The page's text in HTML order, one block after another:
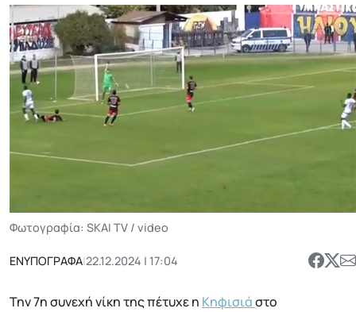
Φωτογραφία: SKAI TV / video
ΕΝΥΠΟΓΡΑΦΑ|22.12.2024 | 17:04
Την 7η συνεχή νίκη της πέτυχε η Κηφισιάστο